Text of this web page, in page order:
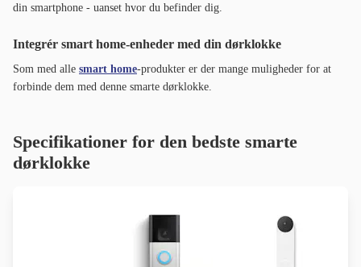
din smartphone - uanset hvor du befinder dig.
Integrér smart home-enheder med din dørklokke
Som med alle smart home-produkter er der mange muligheder for at
forbinde dem med denne smarte dørklokke.
Specifikationer for den bedste smarte
dørklokke